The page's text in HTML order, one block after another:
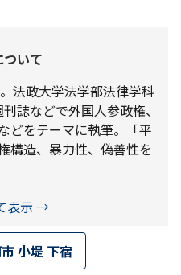
いて
法政大学法学部法律学科
誌などで外国人参政権、
どをテーマに執筆。「平
構造、暴力性、偽善性を
表示 →
小堤 下宿